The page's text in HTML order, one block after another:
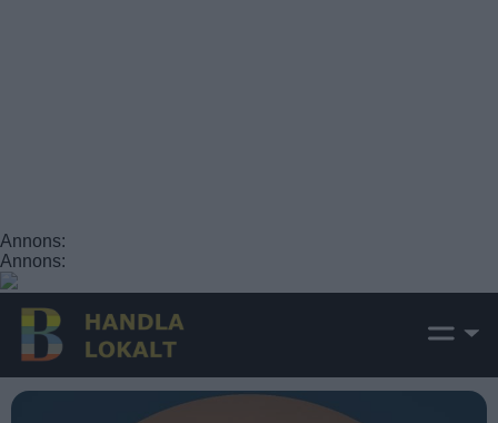
Annons:
Annons: